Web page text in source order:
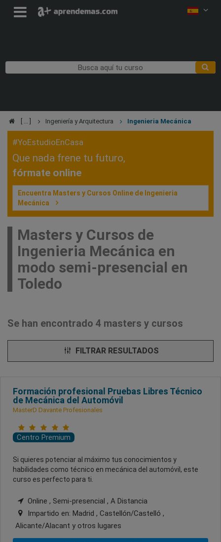
Ingeniería y Arquitectura Ingenieria Mecánica
#YoEstudioEnCasa
Que nada frene tu futuro,
fórmate online
Encuentra Masters y Cursos Online de Ingenieria
Mecánica
Masters y Cursos de
Ingenieria Mecánica en
modo semi-presencial en
Toledo
Se han encontrado 4 masters y cursos
FILTRAR RESULTADOS
Formación profesional Pruebas Libres Técnico
de Mecánica del Automóvil
MasterD Davante Profesionales
Centro Premium
Si quieres potenciar al máximo tus conocimientos y
habilidades como técnico en mecánica del automóvil, este
curso es perfecto para ti.
Online , Semi-presencial , A Distancia
Impartido en: Madrid , Castellón/Castelló ,
Alicante/Alacant y otros lugares